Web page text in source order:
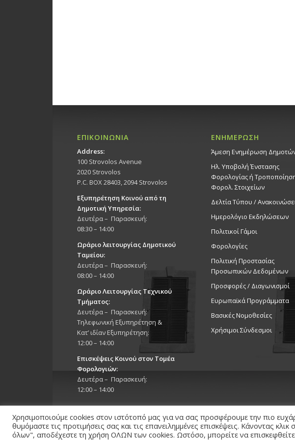
ΕΠΙΚΟΙΝΩΝΙΑ
Address:
100 Strovolos Avenue
2020 Strovolos
P.C. BOX 28403, 2094 Strovolos
Εξυπηρέτηση Κοινού από τη
Δημοτική Υπηρεσία:
Δευτέρα – Παρασκευή:
08:30 – 14:00
Ωράριο λειτουργίας Δημοτικού
Ταμείου:
Δευτέρα – Παρασκευή:
08:00 – 14:00
Ωράριο Λειτουργίας Τεχνικού
Τμήματος:
Δευτέρα – Παρασκευή:
Τηλεφωνική Εξυπηρέτηση &
Κατ’ ιδίαν Εξυπηρέτηση:
12:00 – 14:00
Επισκέψεις Κοινού στον Τομέα
Φορολογιών:
Δευτέρα – Παρασκευή:
12:00 – 14:00
ΕΝΗΜΕΡΩΣΗ
Άμεση Ενημέρωση
Ηλ. Υποβολή Ένστασης
Φορολογίας ή
Φορολ. Στοιχείων
Δελτία Τύπου /
Ημερολόγιο Εκδηλώσεων
Πολιτικοί Γάμοι
Φορολογίες
Πολιτική Προστασίας
Προσωπικών Δεδομένων
Προσφορές / Διαγωνισμοί
Ευρωπαϊκά Προγράμματα
Βασικές Νομοθεσίες
Χρήσιμοι Σύνδεσμοι
Χρησιμοποιούμε cookies στον ιστότοπό μας για να σας προσφέρουμε την πιο
θυμόμαστε τις προτιμήσεις σας και τις επανειλημμένες επισκέψεις. Κάνοντας
όλων", αποδέχεστε τη χρήση ΟΛΩΝ των cookies. Ωστόσο, μπορείτε να επισκεφθείτε